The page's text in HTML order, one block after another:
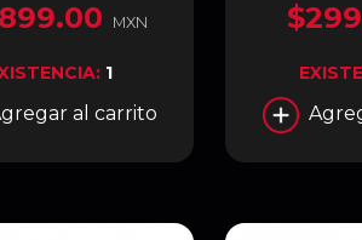
| Wi-Fi | Bluetooth |
Incluye RAM /
| CUBI 5 12M-
B31215UXX
MXN
1
al carrito